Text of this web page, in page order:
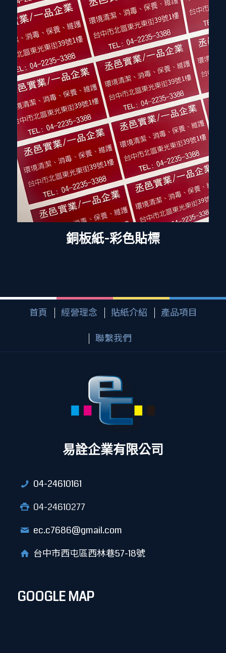
銅板紙-彩色貼標
首頁 經營理念 貼紙介紹
產品項目
聯繫我們
易詮企業有限公司
04-24610161
04-24610277
ec.c7686@gmail.com
台中市西屯區西林巷57-18號
GOOGLE MAP